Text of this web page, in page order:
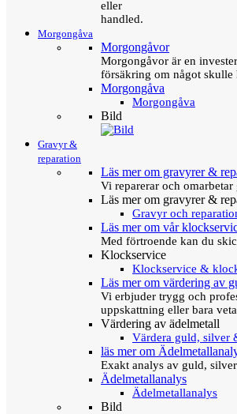
eller
handled.
Morgongåva
Morgongåvor
Morgongåvor är en
försäkring om något
Morgongåva
Morgongåva
Bild
Gravyr &
reparation
Läs mer om gravyrer &
Vi reparerar och
Läs mer om gravyrer &
Gravyr och
Läs mer om vår
Med förtroende kan du
Klockservice
Klockservice &
Läs mer om värdering av
Vi erbjuder trygg och
uppskattning eller bara
Värdering av ädelmetall
Värdera guld, silver
läs mer om
Exakt analys av guld,
Ädelmetallanalys
Ädelmetallanalys
Bild